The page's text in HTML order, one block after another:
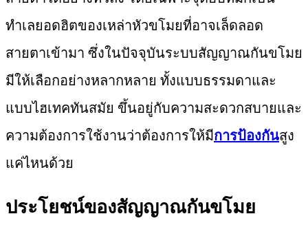
ทำเลยอดฮิตของเหล่าหัวขโมยที่อาจเล็ดลอด
สายตาเข้ามา ซึ่งในปัจจุบันระบบสัญญาณกันขโมย
มีให้เลือกอย่างหลากหลาย ทั้งแบบธรรมดาและ
แบบไฮเทคทันสมัย ขึ้นอยู่กับความสะดวกสบายและ
ความต้องการใช้งานว่าต้องการให้มีการป้องกันสูง
แค่ไหนด้วย
ประโยชน์ของสัญญาณกันขโมย